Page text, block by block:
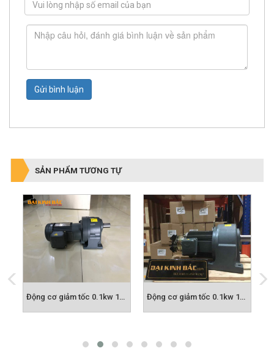
Gửi bình luận
SẢN PHẨM TƯƠNG TỰ
Động cơ giảm tốc 0.1kw 1/8hp 1/3 Động cơ giảm tốc 0.1kw 1/8hp 1/5